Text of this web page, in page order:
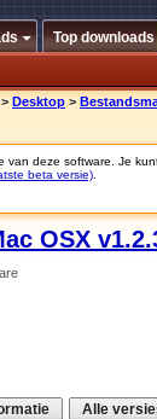
Top downloads
> Desktop >
van deze software. Je
beta versie)
OSX
Alle